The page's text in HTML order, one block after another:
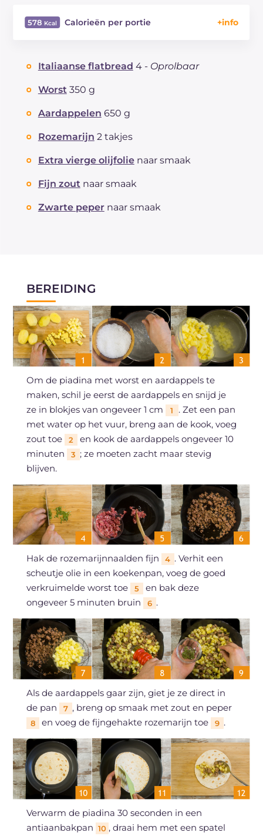
578 Calorieën per portie
waarvan suikers g
Eiwitten
waarvan verzadigde vetzuren
Vezels
Natrium mg
Italiaanse flatbread 4 - Oprolbaar
Worst 350 g
Aardappelen 650 g
Rozemarijn 2 takjes
Extra vierge olijfolie naar smaak
Fijn zout naar smaak
Zwarte peper naar smaak
BEREIDING
Om de piadina met worst en aardappels te
maken, schil je eerst de aardappels en snijd je
ze in blokjes van ongeveer 1 cm
1
. Zet een pan
met water op het vuur, breng aan de kook, voeg
zout toe
2
en kook de aardappels ongeveer 10
minuten
3 ; ze moeten zacht maar stevig
blijven.
Hak de rozemarijnnaalden fijn 4 . Verhit een
scheutje olie in een koekenpan, voeg de goed
verkruimelde worst toe
5
en bak deze
ongeveer 5 minuten bruin
6 .
Als de aardappels gaar zijn, giet je ze direct in
de pan
7 , breng op smaak met zout en peper
8 en voeg de fijngehakte rozemarijn toe 9 .
Verwarm de piadina 30 seconden in een
antiaanbakpan 10 , draai hem met een spatel